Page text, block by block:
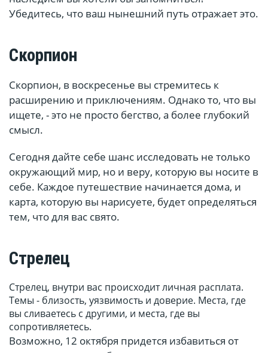
Убедитесь, что ваш нынешний путь отражает это.
Скорпион
Скорпион, в воскресенье вы стремитесь к
расширению и приключениям. Однако то, что вы
ищете, - это не просто бегство, а более глубокий
смысл.
Сегодня дайте себе шанс исследовать не только
окружающий мир, но и веру, которую вы носите в
себе. Каждое путешествие начинается дома, и
карта, которую вы нарисуете, будет определяться
тем, что для вас свято.
Стрелец
Стрелец, внутри вас происходит личная расплата.
Темы - близость, уязвимость и доверие. Места, где
вы сливаетесь с другими, и места, где вы
сопротивляетесь.
Возможно, 12 октября придется избавиться от